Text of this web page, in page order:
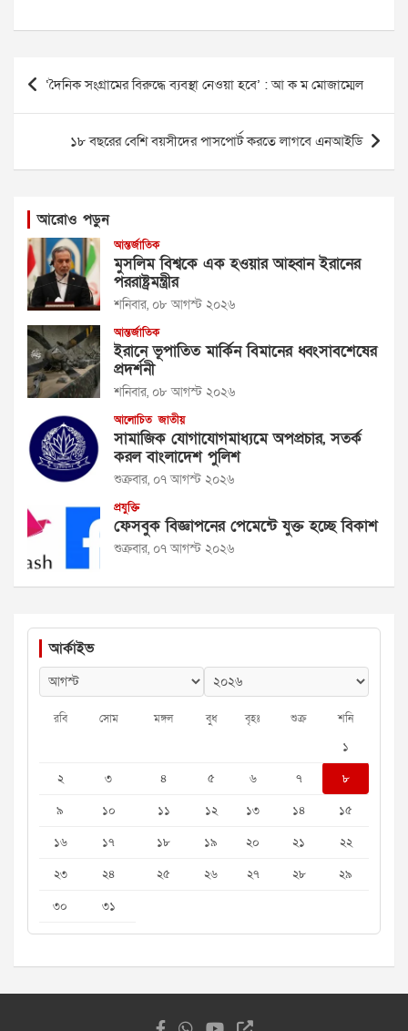
Post
navigation
‘দৈনিক সংগ্রামের বিরুদ্ধে ব্যবস্থা নেওয়া হবে’ : আ ক ম মোজাম্মেল
১৮ বছরের বেশি বয়সীদের পাসপোর্ট করতে লাগবে এনআইডি
আরোও পড়ুন
আন্তর্জাতিক
মুসলিম বিশ্বকে এক হওয়ার আহ্বান ইরানের
পররাষ্ট্রমন্ত্রীর
শনিবার, ০৮ আগস্ট ২০২৬
আন্তর্জাতিক
ইরানে ভূপাতিত মার্কিন বিমানের ধ্বংসাবশেষের
প্রদর্শনী
শনিবার, ০৮ আগস্ট ২০২৬
আলোচিত জাতীয়
সামাজিক যোগাযোগমাধ্যমে অপপ্রচার, সতর্ক
করল বাংলাদেশ পুলিশ
শুক্রবার, ০৭ আগস্ট ২০২৬
প্রযুক্তি
ফেসবুক বিজ্ঞাপনের পেমেন্টে যুক্ত হচ্ছে বিকাশ
শুক্রবার, ০৭ আগস্ট ২০২৬
আর্কাইভ
রবি সোম মঙ্গল বুধ বৃহঃ শুক্র শনি
১
২
৩ ৪ ৫ ৬ ৭
৮
৯
১০ ১১ ১২ ১৩ ১৪
১৫
১৬
১৭ ১৮ ১৯ ২০ ২১
২২
২৩
২৪ ২৫ ২৬ ২৭ ২৮
২৯
৩০
৩১